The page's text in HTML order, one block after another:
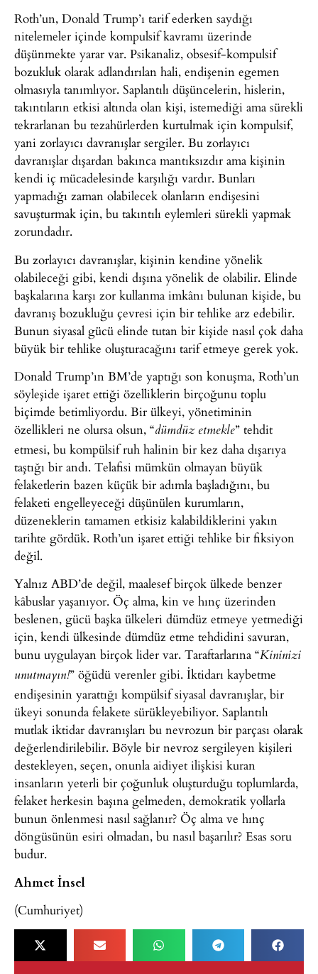
Roth’un, Donald Trump’ı tarif ederken saydığı
nitelemeler içinde kompulsif kavramı üzerinde
düşünmekte yarar var. Psikanaliz, obsesif-kompulsif
bozukluk olarak adlandırılan hali, endişenin egemen
olmasıyla tanımlıyor. Saplantılı düşüncelerin, hislerin,
takıntıların etkisi altında olan kişi, istemediği ama sürekli
tekrarlanan bu tezahürlerden kurtulmak için kompulsif,
yani zorlayıcı davranışlar sergiler. Bu zorlayıcı
davranışlar dışardan bakınca mantıksızdır ama kişinin
kendi iç mücadelesinde karşılığı vardır. Bunları
yapmadığı zaman olabilecek olanların endişesini
savuşturmak için, bu takıntılı eylemleri sürekli yapmak
zorundadır.
Bu zorlayıcı davranışlar, kişinin kendine yönelik
olabileceği gibi, kendi dışına yönelik de olabilir. Elinde
başkalarına karşı zor kullanma imkânı bulunan kişide, bu
davranış bozukluğu çevresi için bir tehlike arz edebilir.
Bunun siyasal gücü elinde tutan bir kişide nasıl çok daha
büyük bir tehlike oluşturacağını tarif etmeye gerek yok.
Donald Trump’ın BM’de yaptığı son konuşma, Roth’un
söyleşide işaret ettiği özelliklerin birçoğunu toplu
biçimde betimliyordu. Bir ülkeyi, yönetiminin
özellikleri ne olursa olsun, “dümdüz etmekle” tehdit
etmesi, bu kompülsif ruh halinin bir kez daha dışarıya
taştığı bir andı. Telafisi mümkün olmayan büyük
felaketlerin bazen küçük bir adımla başladığını, bu
felaketi engelleyeceği düşünülen kurumların,
düzeneklerin tamamen etkisiz kalabildiklerini yakın
tarihte gördük. Roth’un işaret ettiği tehlike bir fiksiyon
değil.
Yalnız ABD’de değil, maalesef birçok ülkede benzer
kâbuslar yaşanıyor. Öç alma, kin ve hınç üzerinden
beslenen, gücü başka ülkeleri dümdüz etmeye yetmediği
için, kendi ülkesinde dümdüz etme tehdidini savuran,
bunu uygulayan birçok lider var. Taraftarlarına “Kininizi
unutmayın!” öğüdü verenler gibi. İktidarı kaybetme
endişesinin yarattığı kompülsif siyasal davranışlar, bir
ükeyi sonunda felakete sürükleyebiliyor. Saplantılı
mutlak iktidar davranışları bu nevrozun bir parçası olarak
değerlendirilebilir. Böyle bir nevroz sergileyen kişileri
destekleyen, seçen, onunla aidiyet ilişkisi kuran
insanların yeterli bir çoğunluk oluşturduğu toplumlarda,
felaket herkesin başına gelmeden, demokratik yollarla
bunun önlenmesi nasıl sağlanır? Öç alma ve hınç
döngüsünün esiri olmadan, bu nasıl başarılır? Esas soru
budur.
Ahmet İnsel
(Cumhuriyet)